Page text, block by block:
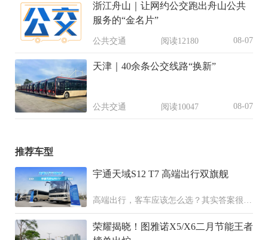
浙江舟山｜让网约公交跑出舟山公共
服务的“金名片”
公共交通 阅读12180 08-07
天津｜40余条公交线路“换新”
公共交通 阅读10047 08-07
推荐车型
宇通天域S12 T7 高端出行双旗舰
高端出行，客车应该怎么选？其实答案很简
单，天域S12+宇通T7双旗舰，配置拉满、
各擅其长，覆盖了高端旅游、公商务接待还
荣耀揭晓！图雅诺X5/X6二月节能王者